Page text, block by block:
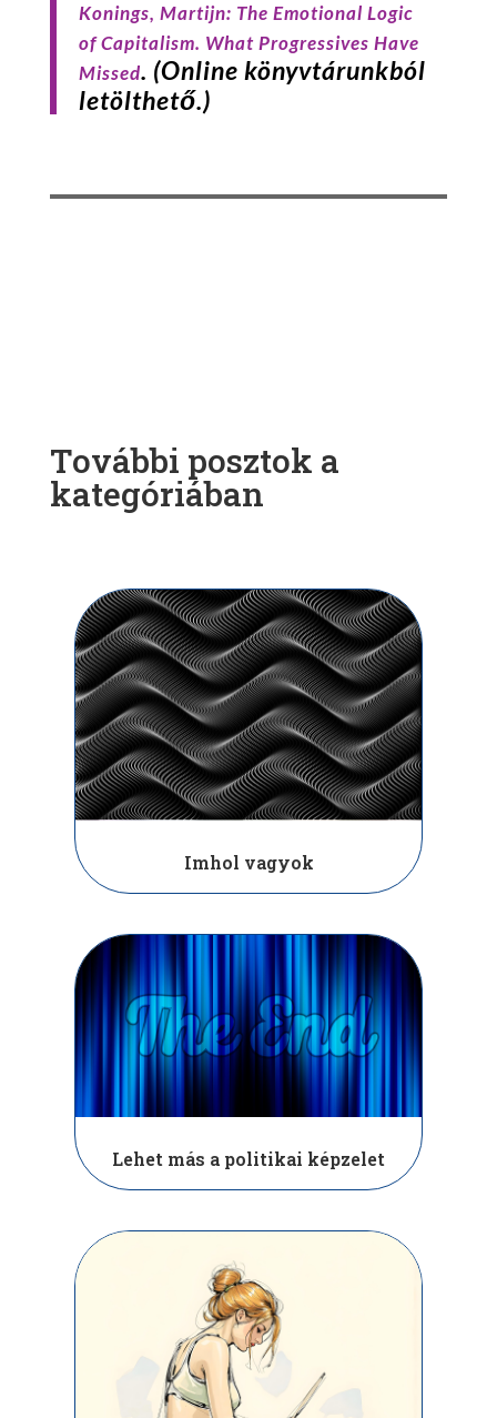
Konings, Martijn: The Emotional Logic
of Capitalism. What Progressives Have
Missed. (Online könyvtárunkból
letölthető.)
További posztok a
kategóriában
Imhol vagyok
Lehet más a politikai képzelet